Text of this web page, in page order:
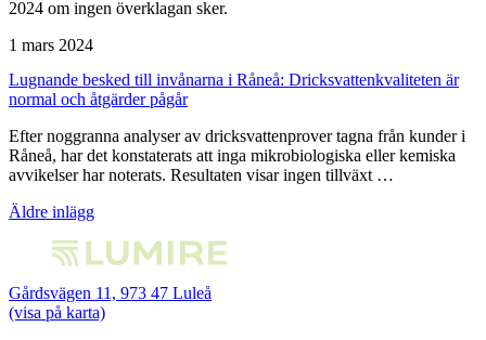
2024 om ingen överklagan sker.
1 mars 2024
Lugnande besked till invånarna i Råneå: Dricksvattenkvaliteten är
normal och åtgärder pågår
Efter noggranna analyser av dricksvattenprover tagna från kunder i
Råneå, har det konstaterats att inga mikrobiologiska eller kemiska
avvikelser har noterats. Resultaten visar ingen tillväxt …
Inläggsnavigering
Äldre inlägg
Gårdsvägen 11, 973 47 Luleå
(visa på karta)